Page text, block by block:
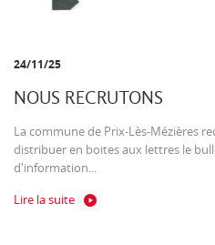
24/11/25
NOUS RECRUTONS
La commune de Prix-Lès-Mézières
distribuer en boites aux lettres le
d'information...
Lire la suite